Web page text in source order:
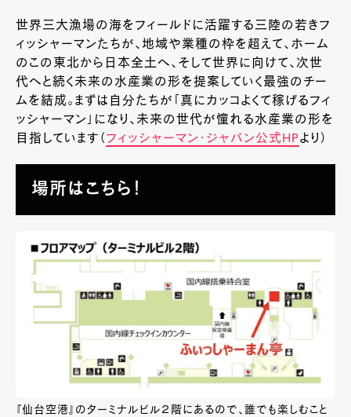
世界三大漁場の海をフィールドに活躍する三陸の若きフ
ィッシャーマンたちが、地域や業種の枠を超えて、ホーム
のこの東北から日本全土へ、そして世界に向けて、次世
代へと続く未来の水産業の形を提案していく最強のチー
ムを結成。まずは自分たちが「真にカッコよくて稼げるフィ
ッシャーマン」になり、未来の世代が憧れる水産業の形を
目指しています（フィッシャーマン・ジャパン公式HPより）
場所はこちら！
『仙台空港』のターミナルビル２階にあるので、誰でも楽しむこと